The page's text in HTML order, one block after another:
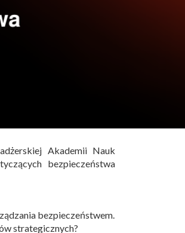
Akademii Nauk
bezpieczeństwa
bezpieczeństwem.
strategicznych?